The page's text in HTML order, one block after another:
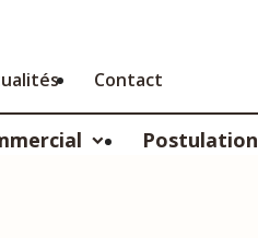
Contact
Postulation